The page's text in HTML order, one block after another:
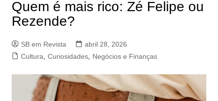
Quem é mais rico: Zé Felipe ou
Rezende?
SB em Revista
abril 28, 2026
Cultura
Curiosidades, Negócios e Finanças